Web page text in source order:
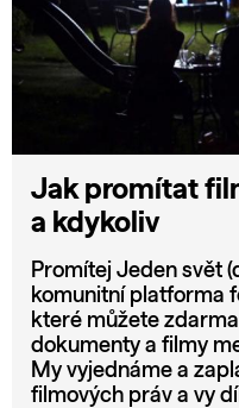
Jak promítat
a kdykoliv
Promítej Jeden svět
komunitní platforma
které můžete
dokumenty a filmy
My vyjednáme a
filmových práv a vy